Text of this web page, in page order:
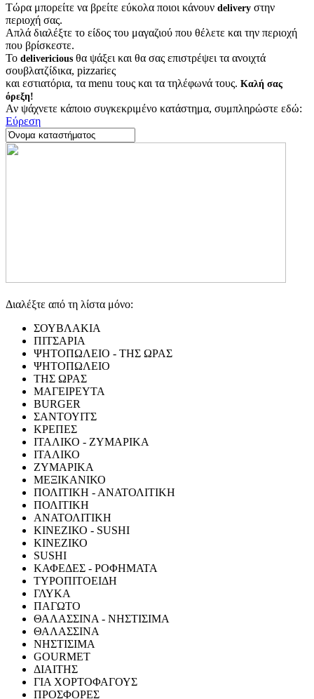
Τώρα μπορείτε να βρείτε εύκολα ποιοι κάνουν delivery στην
περιοχή σας.
Απλά διαλέξτε το είδος του μαγαζιού που θέλετε και την περιοχή
που βρίσκεστε.
Το delivericious θα ψάξει και θα σας επιστρέψει τα ανοιχτά
σουβλατζίδικα, pizzariες
και εστιατόρια, τα menu τους και τα τηλέφωνά τους. Καλή σας
όρεξη!
Αν ψάχνετε κάποιο συγκεκριμένο κατάστημα, συμπληρώστε εδώ:
Εύρεση
Διαλέξτε από τη λίστα μόνο:
ΣΟΥΒΛΑΚΙΑ
ΠΙΤΣΑΡΙΑ
ΨΗΤΟΠΩΛΕΙΟ - ΤΗΣ ΩΡΑΣ
ΨΗΤΟΠΩΛΕΙΟ
ΤΗΣ ΩΡΑΣ
ΜΑΓΕΙΡΕΥΤΑ
BURGER
ΣΑΝΤΟΥΙΤΣ
ΚΡΕΠΕΣ
ΙΤΑΛΙΚΟ - ΖΥΜΑΡΙΚΑ
ΙΤΑΛΙΚΟ
ΖΥΜΑΡΙΚΑ
ΜΕΞΙΚΑΝΙΚΟ
ΠΟΛΙΤΙΚΗ - ΑΝΑΤΟΛΙΤΙΚΗ
ΠΟΛΙΤΙΚΗ
ΑΝΑΤΟΛΙΤΙΚΗ
ΚΙΝΕΖΙΚΟ - SUSHI
ΚΙΝΕΖΙΚΟ
SUSHI
ΚΑΦΕΔΕΣ - ΡΟΦΗΜΑΤΑ
ΤΥΡΟΠΙΤΟΕΙΔΗ
ΓΛΥΚΑ
ΠΑΓΩΤΟ
ΘΑΛΑΣΣΙΝΑ - ΝΗΣΤΙΣΙΜΑ
ΘΑΛΑΣΣΙΝΑ
ΝΗΣΤΙΣΙΜΑ
GOURMET
ΔΙΑΙΤΗΣ
ΓΙΑ ΧΟΡΤΟΦΑΓΟΥΣ
ΠΡΟΣΦΟΡΕΣ